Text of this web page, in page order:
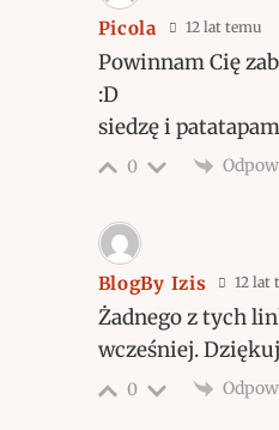
Picola 12 lat temu
Powinnam Cię
:D
siedzę i
0
BlogBy Izis 12 lat
Żadnego z tych
wcześniej.
0